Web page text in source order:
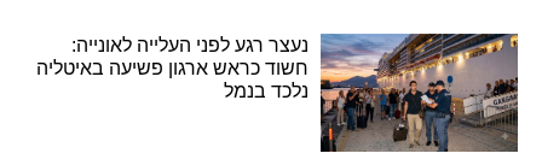
נעצר רגע לפני העלייה לאונייה:
חשוד כראש ארגון פשיעה באיטליה
נלכד בנמל